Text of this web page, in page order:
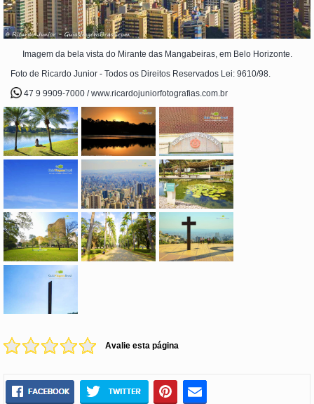
Imagem da bela vista do Mirante das Mangabeiras, em Belo Horizonte.
Foto de Ricardo Junior - Todos os Direitos Reservados Lei: 9610/98.
47 9 9909-7000 / www.ricardojuniorfotografias.com.br
Avalie esta página